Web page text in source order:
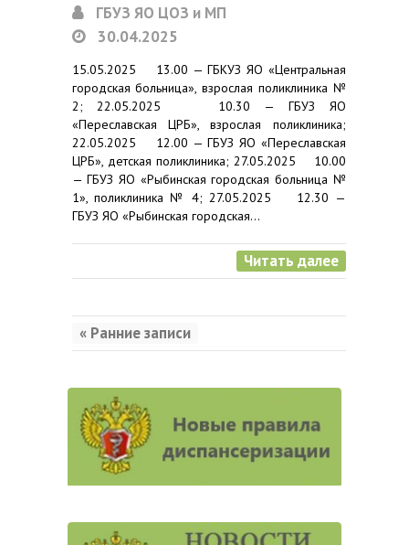
ГБУЗ ЯО ЦОЗ и МП
30.04.2025
15.05.2025 13.00 — ГБКУЗ ЯО «Центральная
городская больница», взрослая поликлиника №
2; 22.05.2025 10.30 — ГБУЗ ЯО
«Переславская ЦРБ», взрослая поликлиника;
22.05.2025 12.00 — ГБУЗ ЯО «Переславская
ЦРБ», детская поликлиника; 27.05.2025 10.00
— ГБУЗ ЯО «Рыбинская городская больница №
1», поликлиника № 4; 27.05.2025 12.30 —
ГБУЗ ЯО «Рыбинская городская…
Читать далее
« Ранние записи